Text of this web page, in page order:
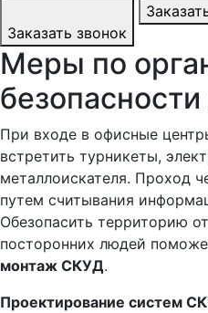
Заказать звонок
Меры по
При входе в офисные
встретить турникеты,
металлоискателя. Проход
путем считывания
Обезопасить территорию
посторонних людей
монтаж СКУД.
Проектирование систем